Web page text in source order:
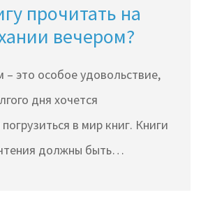
прочитать на
вечером?
– это особое удовольствие,
дня хочется
в мир книг. Книги
должны быть